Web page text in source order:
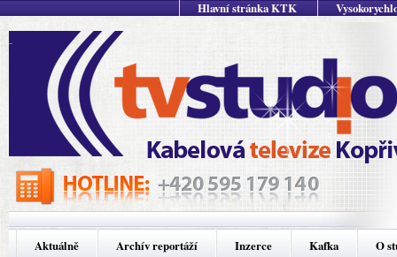
Hlavní stránka KTK
Aktuálně Archív reportáží Inzerce Kafka O